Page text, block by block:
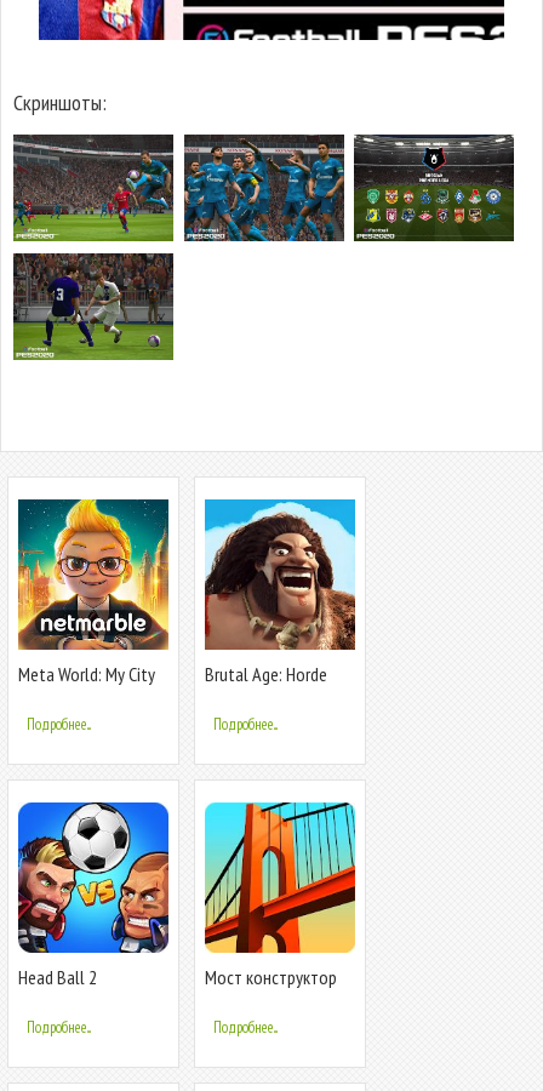
Скриншоты:
Meta World: My City
Подробнее...
Brutal Age: Horde
Подробнее...
Head Ball 2
Подробнее...
Мост конструктор
Подробнее...